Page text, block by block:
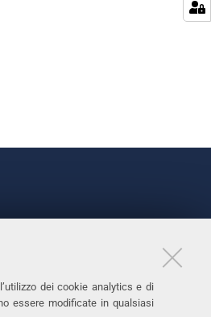
dei cookie analytics e di
essere modificate in qualsiasi